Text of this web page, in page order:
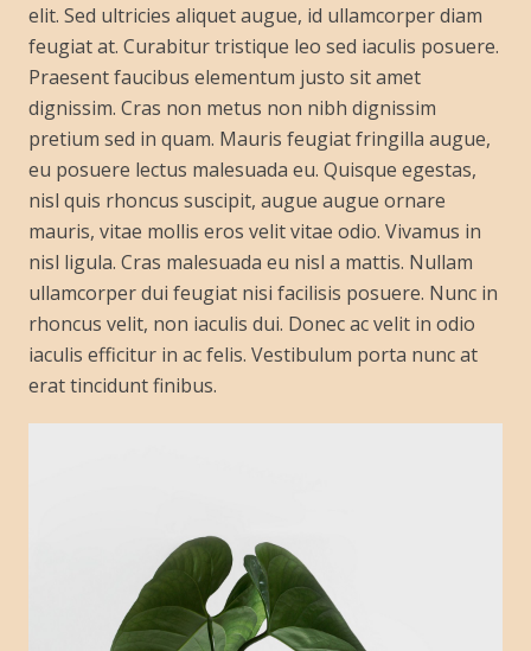
elit. Sed ultricies aliquet augue, id ullamcorper diam
feugiat at. Curabitur tristique leo sed iaculis posuere.
Praesent faucibus elementum justo sit amet
dignissim. Cras non metus non nibh dignissim
pretium sed in quam. Mauris feugiat fringilla augue,
eu posuere lectus malesuada eu. Quisque egestas,
nisl quis rhoncus suscipit, augue augue ornare
mauris, vitae mollis eros velit vitae odio. Vivamus in
nisl ligula. Cras malesuada eu nisl a mattis. Nullam
ullamcorper dui feugiat nisi facilisis posuere. Nunc in
rhoncus velit, non iaculis dui. Donec ac velit in odio
iaculis efficitur in ac felis. Vestibulum porta nunc at
erat tincidunt finibus.